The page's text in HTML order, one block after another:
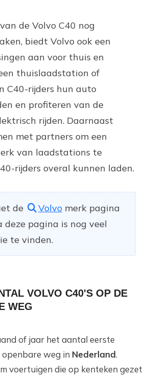
de Volvo C40 nog
biedt Volvo ook een
aan voor thuis en
thuislaadstation of
C40-rijders hun auto
en profiteren van de
rijden. Daarnaast
met partners om een
van laadstations te
rijders overal kunnen laden.
de Volvo merk pagina
deze pagina is nog veel
te vinden.
VOLVO C40'S OP DE
WEG
of jaar het aantal eerste
weg in Nederland.
voertuigen die op kenteken gezet